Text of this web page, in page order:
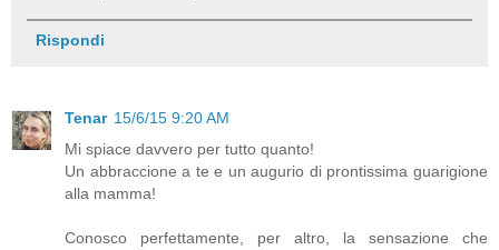
Rispondi
Tenar 15/6/15 9:20 AM
Mi spiace davvero per tutto quanto!
Un abbraccione a te e un augurio di prontissima guarigione
alla mamma!
Conosco perfettamente, per altro, la sensazione che